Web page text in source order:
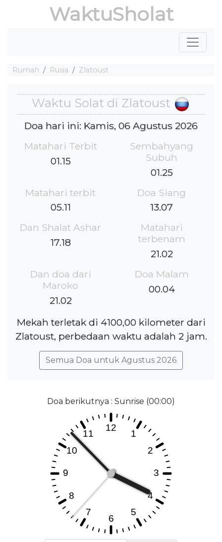
WaktuSholat
Rumah Rusia Zlatoust
Waktu Solat di Zlatoust
Doa hari ini: Kamis, 06 Agustus 2026
Matahari Terbit
01.15
Sembahyang
Subuh
01.25
Matahari terbit
05.11
Doa Siang
13.07
Dan Shalat Ashar
17.18
Matahari
terbenam
21.02
Dan doa dari
Maroko
21.02
Doa Malam
00.04
Mekah terletak di 4100,00 kilometer dari
Zlatoust, perbedaan waktu adalah 2 jam.
Semua Doa untuk Agustus 2026
Doa berikutnya : Sunrise (00:00)